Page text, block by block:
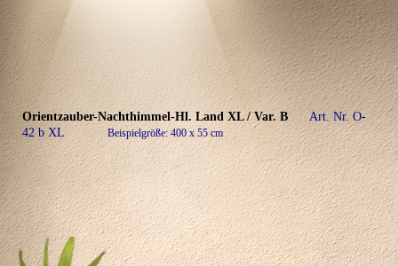
Orientzauber-Nachthimmel-Hl. Land XL / Var. B
Art. Nr. O-
42 b XL
Beispielgröße: 400 x 55 cm